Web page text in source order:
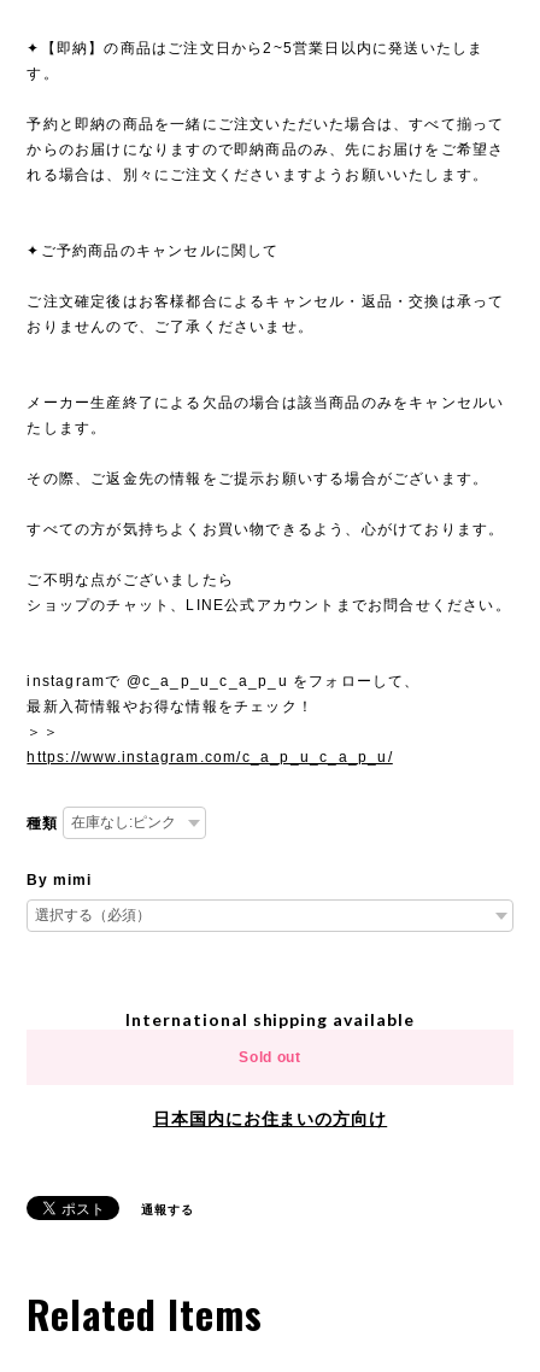
✦【即納】の商品はご注文日から2~5営業日以内に発送いたしま
す。
予約と即納の商品を一緒にご注文いただいた場合は、すべて揃って
からのお届けになりますので即納商品のみ、先にお届けをご希望さ
れる場合は、別々にご注文くださいますようお願いいたします。
✦ご予約商品のキャンセルに関して
ご注文確定後はお客様都合によるキャンセル・返品・交換は承って
おりませんので、ご了承くださいませ。
メーカー生産終了による欠品の場合は該当商品のみをキャンセルい
たします。
その際、ご返金先の情報をご提示お願いする場合がございます。
すべての方が気持ちよくお買い物できるよう、心がけております。
ご不明な点がございましたら
ショップのチャット、LINE公式アカウントまでお問合せください。
instagramで @c_a_p_u_c_a_p_u をフォローして、
最新入荷情報やお得な情報をチェック！
＞＞
https://www.instagram.com/c_a_p_u_c_a_p_u/
種類
By mimi
International shipping available
Sold out
日本国内にお住まいの方向け
通報する
Related Items